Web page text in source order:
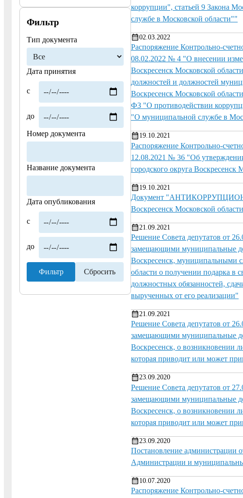
Фильтр
Тип документа
Дата принятия
с
до
Номер документа
Название документа
Дата опубликования
с
до
коррупции", статьей 9 Закона
службе в Московской области""
02.03.2022
Распоряжение Контрольно-
08.02.2022 № 4 "О внесении
Воскресенск Московской
должностей и должностей
Воскресенск Московской
ФЗ "О противодействии
"О муниципальной службе в
19.10.2021
Распоряжение Контрольно-
12.08.2021 № 36 "Об
городского округа Воскресенск
19.10.2021
Документ
Воскресенск Московской
21.09.2021
Решение Совета депутатов от
замещающими муниципальные
Воскресенск, муниципальными
области о получении подарка в
должностных обязанностей,
вырученных от его реализации"
21.09.2021
Решение Совета депутатов от
замещающими муниципальные
Воскресенск, о возникновении
которая приводит или может
23.09.2020
Решение Совета депутатов от
замещающими муниципальные
Воскресенск, о возникновении
которая приводит или может
23.09.2020
Постановление администрации
Администрации и
10.07.2020
Распоряжение Контрольно-